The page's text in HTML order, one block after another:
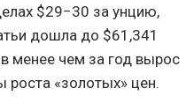
$29−30 за унцию,
дошла до $61,341
менее чем за год вырос
роста «золотых» цен.